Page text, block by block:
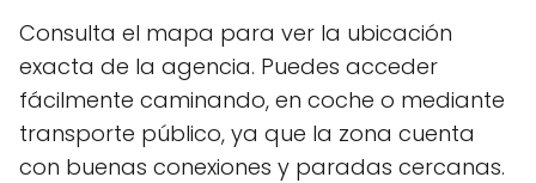
Consulta el mapa para ver la ubicación
exacta de la agencia. Puedes acceder
fácilmente caminando, en coche o mediante
transporte público, ya que la zona cuenta
con buenas conexiones y paradas cercanas.